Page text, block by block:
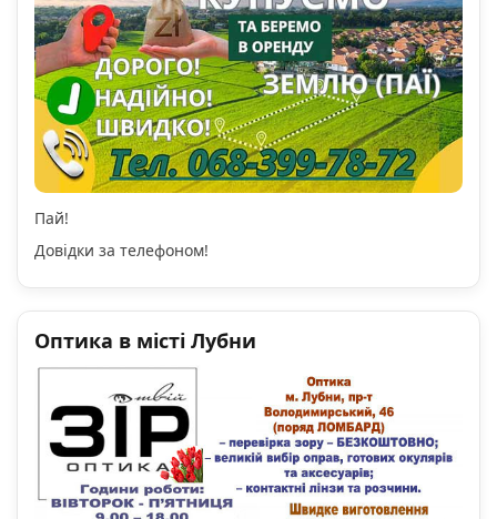
Пай!
Довідки за телефоном!
Оптика в місті Лубни